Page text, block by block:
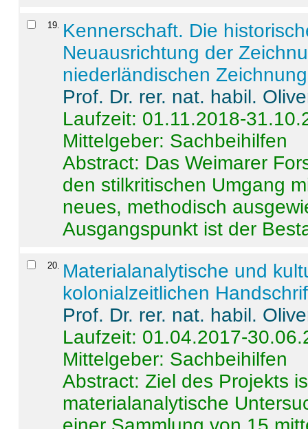
19
Kennerschaft. Die
Neuausrichtung der
niederländischen
Prof. Dr. rer. nat. habil.
Laufzeit: 01.11.2018-
Mittelgeber: Sachbeihilfen
Abstract: Das Weimarer
den stilkritischen Umgang
neues, methodisch
Ausgangspunkt ist der
20
Materialanalytische und
kolonialzeitlichen
Prof. Dr. rer. nat. habil.
Laufzeit: 01.04.2017-
Mittelgeber: Sachbeihilfen
Abstract:Ziel des Projekts
materialanalytische